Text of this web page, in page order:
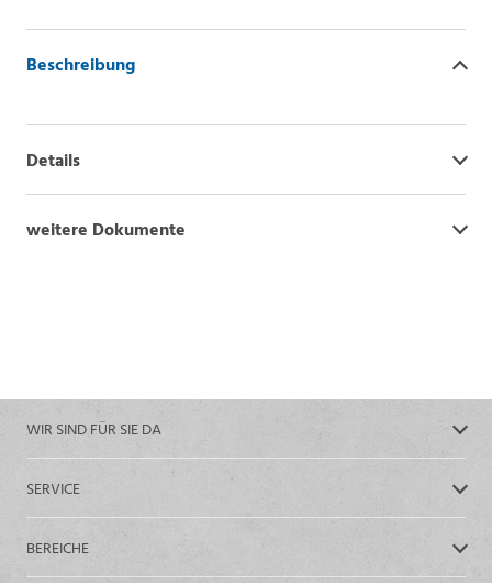
Beschreibung
Details
weitere Dokumente
WIR SIND FÜR SIE DA
SERVICE
BEREICHE